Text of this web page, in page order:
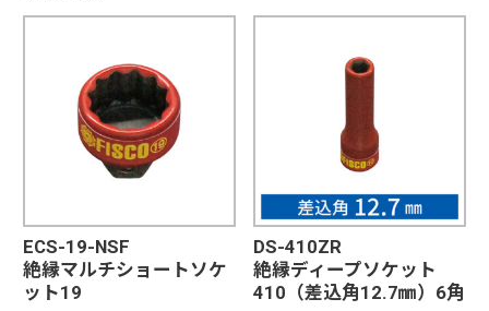
ECS-19-NSF
絶縁マルチショートソケ
ット19
DS-410ZR
絶縁ディープソケット
410（差込角12.7㎜）6角